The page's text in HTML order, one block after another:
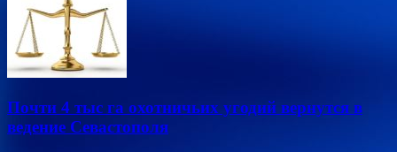
Почти 4 тыс га охотничьих угодий вернутся в
ведение Севастополя